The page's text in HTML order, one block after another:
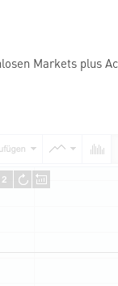
Markets plus